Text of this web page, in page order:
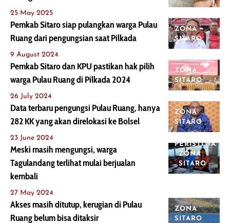
25 May 2025
ZONA
SITARO
Pemkab Sitaro siap pulangkan warga Pulau
Ruang dari pengungsian saat Pilkada
9 August 2024
ZONA
SITARO
Pemkab Sitaro dan KPU pastikan hak pilih
warga Pulau Ruang di Pilkada 2024
26 July 2024
ZONA
SITARO
Data terbaru pengungsi Pulau Ruang, hanya
282 KK yang akan direlokasi ke Bolsel
23 June 2024
PERISTIWA
ZONA
SITARO
Meski masih mengungsi, warga
Tagulandang terlihat mulai berjualan
kembali
27 May 2024
ZONA
SITARO
Akses masih ditutup, kerugian di Pulau
Ruang belum bisa ditaksir